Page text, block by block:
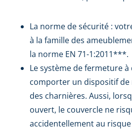
La norme de sécurité :
à la famille des
la norme EN 71-1:2011***.
Le système de fermeture
comporter un dispositif de
des charnières. Aussi,
ouvert, le couvercle ne
accidentellement au